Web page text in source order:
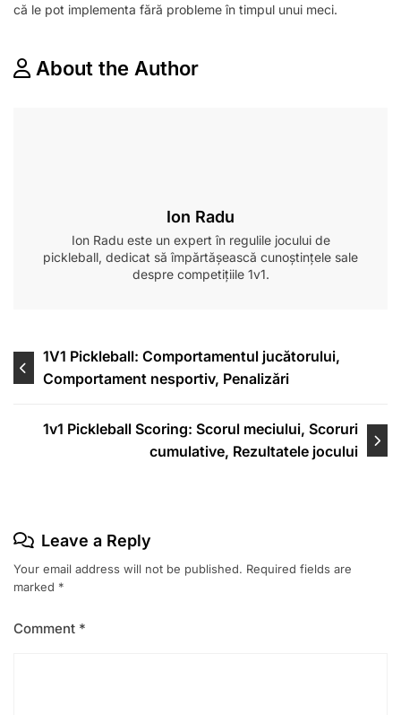
că le pot implementa fără probleme în timpul unui meci.
About the Author
Ion Radu
Ion Radu este un expert în regulile jocului de
pickleball, dedicat să împărtășească cunoștințele sale
despre competițiile 1v1.
Post
navigation
1V1 Pickleball: Comportamentul jucătorului,
Comportament nesportiv, Penalizări
1v1 Pickleball Scoring: Scorul meciului, Scoruri
cumulative, Rezultatele jocului
Leave a Reply
Your email address will not be published. Required fields are
marked *
Comment *